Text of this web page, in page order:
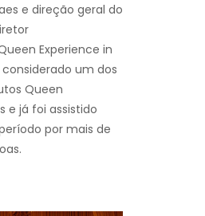
e direção geral do
Experience in
um dos
Queen
e já foi assistido
por mais de